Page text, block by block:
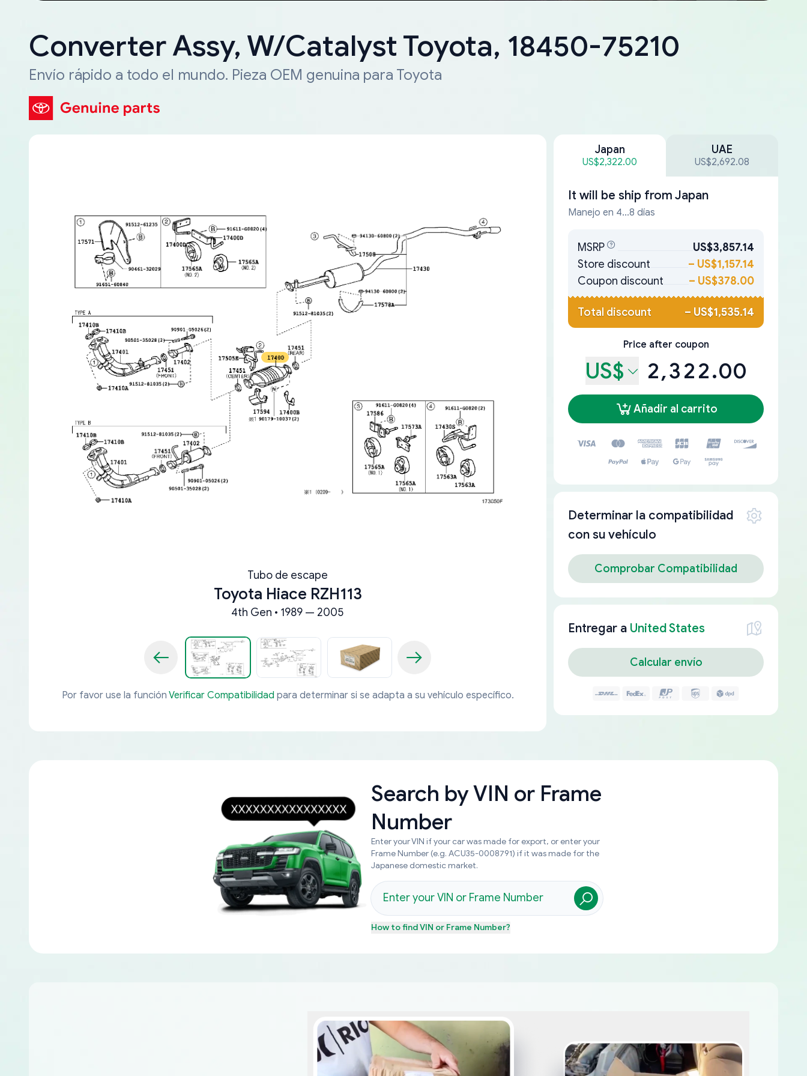
Converter Assy, W/Catalyst Toyota, 18450-75210
Envío rápido a todo el mundo. Pieza OEM genuina para Toyota
Tubo de escape
Toyota Hiace RZH113
4th Gen • 1989 — 2005
Por favor use la función Verificar Compatibilidad para determinar si se adapta a su vehículo específico.
Japan
US$2,322.00
UAE
US$2,692.08
It will be ship from Japan
Manejo en 4...8 días
MSRP
US$3,857.14
Store discount
– US$1,157.14
Coupon discount
– US$378.00
Total discount – US$1,535.14
Price after coupon
US$ 2,322.00
Añadir al carrito
Determinar la compatibilidad
con su vehículo
Comprobar Compatibilidad
Entregar a United States
Calcular envío
Search byVIN or Frame
Number
Enter your VIN if your car was made for export, or enter your
Frame Number (e.g. ACU35-0008791) if it was made for the
Japanese domestic market.
How to findVIN or Frame Number?